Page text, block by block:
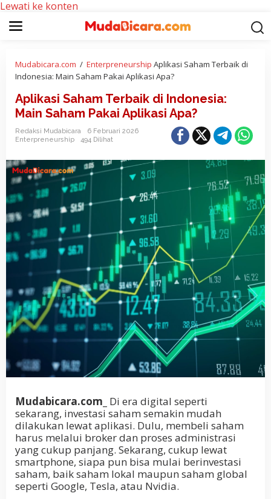
Lewati ke konten
Mudabicara.com / Enterpreneurship Aplikasi Saham Terbaik di
Indonesia: Main Saham Pakai Aplikasi Apa?
Aplikasi Saham Terbaik di Indonesia:
Main Saham Pakai Aplikasi Apa?
Redaksi Mudabicara
6 Februari 2026
Enterpreneurship
494 Dilihat
Mudabicara.com_ Di era digital seperti
sekarang, investasi saham semakin mudah
dilakukan lewat aplikasi. Dulu, membeli saham
harus melalui broker dan proses administrasi
yang cukup panjang. Sekarang, cukup lewat
smartphone, siapa pun bisa mulai berinvestasi
saham, baik saham lokal maupun saham global
seperti Google, Tesla, atau Nvidia.